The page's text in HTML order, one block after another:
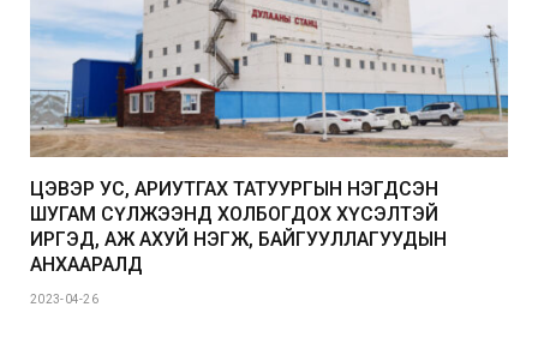
ЦЭВЭР УС, АРИУТГАХ ТАТУУРГЫН НЭГДСЭН
ШУГАМ СҮЛЖЭЭНД ХОЛБОГДОХ ХҮСЭЛТЭЙ
ИРГЭД, АЖ АХУЙ НЭГЖ, БАЙГУУЛЛАГУУДЫН
АНХААРАЛД
2023-04-26